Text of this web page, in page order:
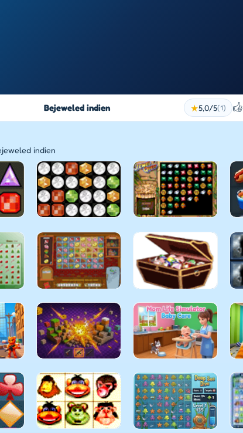
Bejeweled indien ★5,0/5(1) 👍
indien